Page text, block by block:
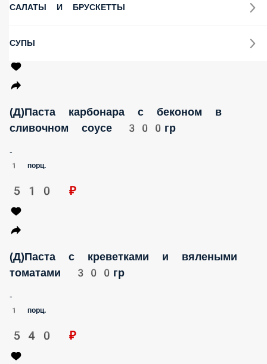
САЛАТЫ И БРУСКЕТТЫ
СУПЫ
(Д)Паста карбонара с беконом в
сливочном соусе 300гр
1 порц.
510 ₽
(Д)Паста с креветками и вялеными
томатами 300гр
1 порц.
540 ₽